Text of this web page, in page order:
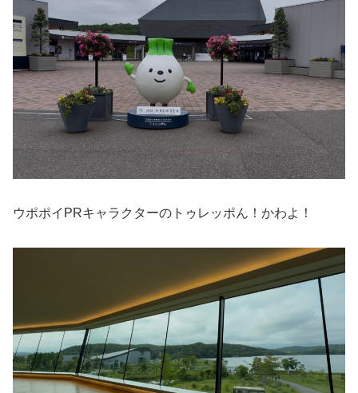
ウポポイPRキャラクターのトゥレッポん！かわよ！